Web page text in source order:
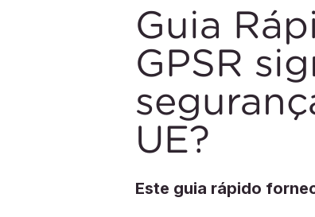
Guia
GPSR
UE?
Este guia rápido